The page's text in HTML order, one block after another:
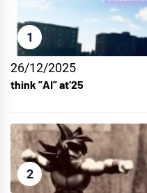
1
26/12/2025
think ”AI” at’25
2